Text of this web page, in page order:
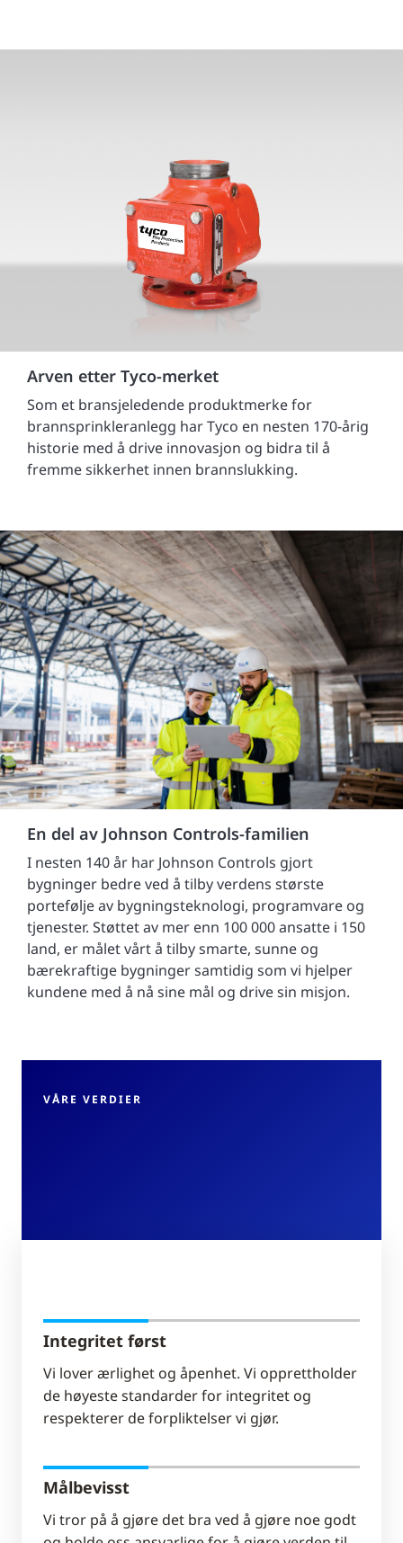
Arven etter Tyco-merket
Som et bransjeledende produktmerke for
brannsprinkleranlegg har Tyco en nesten 170-årig
historie med å drive innovasjon og bidra til å
fremme sikkerhet innen brannslukking.
En del av Johnson Controls-familien
I nesten 140 år har Johnson Controls gjort
bygninger bedre ved å tilby verdens største
portefølje av bygningsteknologi, programvare og
tjenester. Støttet av mer enn 100 000 ansatte i 150
land, er målet vårt å tilby smarte, sunne og
bærekraftige bygninger samtidig som vi hjelper
kundene med å nå sine mål og drive sin misjon.
VÅRE VERDIER
Integritet først
Vi lover ærlighet og åpenhet. Vi opprettholder
de høyeste standarder for integritet og
respekterer de forpliktelser vi gjør.
Målbevisst
Vi tror på å gjøre det bra ved å gjøre noe godt